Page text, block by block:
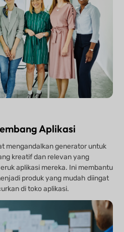
Aplikasi
mengandalkan generator untuk
kreatif dan relevan yang
aplikasi mereka. Ini membantu
produk yang mudah diingat
di toko aplikasi.